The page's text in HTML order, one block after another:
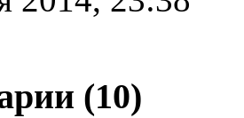
(10)